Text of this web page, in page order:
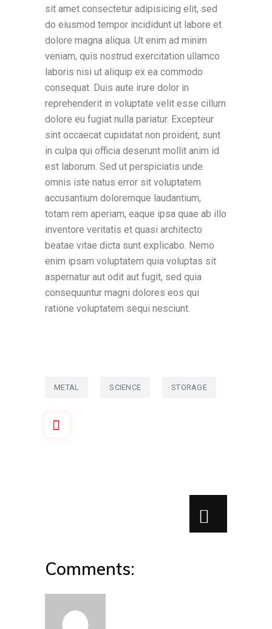
sit amet consectetur adipisicing elit, sed
do eiusmod tempor incididunt ut labore et
dolore magna aliqua. Ut enim ad minim
veniam, quis nostrud exercitation ullamco
laboris nisi ut aliquip ex ea commodo
consequat. Duis aute irure dolor in
reprehenderit in voluptate velit esse cillum
dolore eu fugiat nulla pariatur. Excepteur
sint occaecat cupidatat non proident, sunt
in culpa qui officia deserunt mollit anim id
est laborum. Sed ut perspiciatis unde
omnis iste natus error sit voluptatem
accusantium doloremque laudantium,
totam rem aperiam, eaque ipsa quae ab illo
inventore veritatis et quasi architecto
beatae vitae dicta sunt explicabo. Nemo
enim ipsam voluptatem quia voluptas sit
aspernatur aut odit aut fugit, sed quia
consequuntur magni dolores eos qui
ratione voluptatem sequi nesciunt.
METAL SCIENCE STORAGE
Comments: